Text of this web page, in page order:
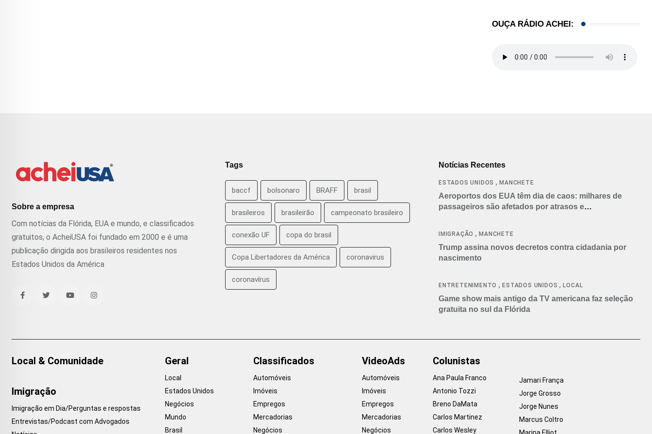
OUÇA RÁDIO ACHEI:
Sobre a empresa
Com notícias da Flórida, EUA e mundo, e classificados
gratuitos, o AcheiUSA foi fundado em 2000 e é uma
publicação dirigida aos brasileiros residentes nos
Estados Unidos da América
Tags
baccf bolsonaro BRAFF brasil
brasileiros brasileirão campeonato brasileiro
conexão UF copa do brasil
Copa Libertadores da América coronavirus
coronavírus
Notícias Recentes
ESTADOS UNIDOS ,MANCHETE
Aeroportos dos EUA têm dia de caos: milhares de
passageiros são afetados por atrasos e
IMIGRAÇÃO ,MANCHETE
Trump assina novos decretos contra cidadania por
nascimento
ENTRETENIMENTO ,ESTADOS UNIDOS ,LOCAL
Game show mais antigo da TV americana faz seleção
gratuita no sul da Flórida
Local & Comunidade
Imigração
Imigração em Dia/Perguntas e respostas
Entrevistas/Podcast com Advogados
Geral
Local
Estados Unidos
Negócios
Mundo
Brasil
Classificados
Automóveis
Imóveis
Empregos
Mercadorias
Negócios
VideoAds
Automóveis
Imóveis
Empregos
Mercadorias
Negócios
Colunistas
Ana Paula Franco
Antonio Tozzi
Breno DaMata
Carlos Martinez
Carlos Wesley
Jamari França
Jorge Grosso
Jorge Nunes
Marcus Coltro